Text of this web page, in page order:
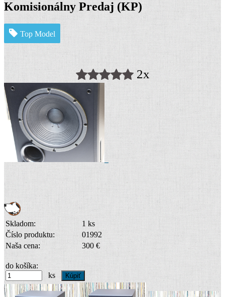
Komisionálny Predaj (KP)
Top Model
2x
Skladom:
1 ks
Číslo produktu:
01992
Naša cena:
300 €
do košíka:
ks